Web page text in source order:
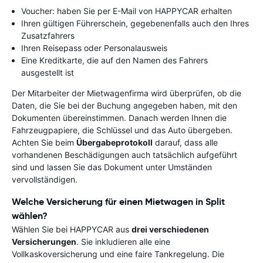
Voucher: haben Sie per E-Mail von HAPPYCAR erhalten
Ihren gültigen Führerschein, gegebenenfalls auch den Ihres
Zusatzfahrers
Ihren Reisepass oder Personalausweis
Eine Kreditkarte, die auf den Namen des Fahrers
ausgestellt ist
Der Mitarbeiter der Mietwagenfirma wird überprüfen, ob die
Daten, die Sie bei der Buchung angegeben haben, mit den
Dokumenten übereinstimmen. Danach werden Ihnen die
Fahrzeugpapiere, die Schlüssel und das Auto übergeben.
Achten Sie beim Übergabeprotokoll darauf, dass alle
vorhandenen Beschädigungen auch tatsächlich aufgeführt
sind und lassen Sie das Dokument unter Umständen
vervollständigen.
Welche Versicherung für einen Mietwagen in Split
wählen?
Wählen Sie bei HAPPYCAR aus drei verschiedenen
Versicherungen. Sie inkludieren alle eine
Vollkaskoversicherung und eine faire Tankregelung. Die